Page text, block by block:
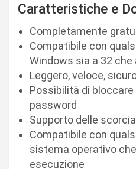
Caratteristiche e
Completamente
Compatibile con
Windows sia a 32 che
Leggero, veloce,
Possibilità di
password
Supporto delle
Compatibile con
sistema operativo
esecuzione